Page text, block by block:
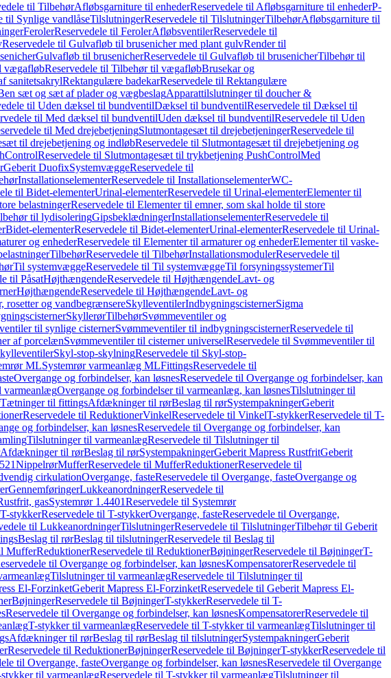
til TilbehørAfløbsgarniture til enhederReservedele til Afløbsgarniture til enhederP-
til Synlige vandlåseTilslutningerReservedele til TilslutningerTilbehørAfløbsgarniture til
FerolerReservedele til FerolerAfløbsventilerReservedele til
Reservedele til Gulvafløb til brusenicher med plant gulvRender til
Gulvafløb til brusenicherReservedele til Gulvafløb til brusenicherTilbehør til
vægafløbReservedele til Tilbehør til vægafløbBrusekar og
sanitetsakrylRektangulære badekarReservedele til Rektangulære
sæt og sæt af plader og vægbeslagApparattilslutninger til doucher &
til Uden dæksel til bundventilDæksel til bundventilReservedele til Dæksel til
til Med dæksel til bundventilUden dæksel til bundventilReservedele til Uden
til Med drejebetjeningSlutmontagesæt til drejebetjeningerReservedele til
til drejebetjening og indløbReservedele til Slutmontagesæt til drejebetjening og
Reservedele til Slutmontagesæt til trykbetjening PushControlMed
Geberit DuofixSystemvæggeReservedele til
InstallationselementerReservedele til InstallationselementerWC-
til Bidet-elementerUrinal-elementerReservedele til Urinal-elementerElementer til
belastningerReservedele til Elementer til emner, som skal holde til store
til lydisoleringGipsbeklædningerInstallationselementerReservedele til
Bidet-elementerReservedele til Bidet-elementerUrinal-elementerReservedele til Urinal-
og enhederReservedele til Elementer til armaturer og enhederElementer til vaske-
TilbehørReservedele til TilbehørInstallationsmodulerReservedele til
Til systemvæggeReservedele til Til systemvæggeTil forsyningssystemerTil
til PåsatHøjthængendeReservedele til HøjthængendeLavt- og
HøjthængendeReservedele til HøjthængendeLavt- og
rosetter og vandbegrænsereSkylleventilerIndbygningscisternerSigma
SkyllerørTilbehørSvømmeventiler og
til synlige cisternerSvømmeventiler til indbygningscisternerReservedele til
af porcelænSvømmeventiler til cisterner universelReservedele til Svømmeventiler til
Skyl-stop-skylningReservedele til Skyl-stop-
MLSystemrør varmeanlæg MLFittingsReservedele til
Overgange og forbindelser, kan løsnesReservedele til Overgange og forbindelser, kan
varmeanlægOvergange og forbindelser til varmeanlæg, kan løsnesTilslutninger til
Tætninger til fittingsAfdækninger til rørBeslag til rørSystempakningerGeberit
Reservedele til ReduktionerVinkelReservedele til VinkelT-stykkerReservedele til T-
og forbindelser, kan løsnesReservedele til Overgange og forbindelser, kan
Tilslutninger til varmeanlægReservedele til Tilslutninger til
Afdækninger til rørBeslag til rørSystempakningerGeberit Mapress RustfritGeberit
NippelrørMufferReservedele til MufferReduktionerReservedele til
cirkulationOvergange, fasteReservedele til Overgange, fasteOvergange og
GennemføringerLukkeanordningerReservedele til
gasSystemrør 1.4401Reservedele til Systemrør
T-stykkerReservedele til T-stykkerOvergange, fasteReservedele til Overgange,
til LukkeanordningerTilslutningerReservedele til TilslutningerTilbehør til Geberit
Beslag til rørBeslag til tilslutningerReservedele til Beslag til
MufferReduktionerReservedele til ReduktionerBøjningerReservedele til BøjningerT-
til Overgange og forbindelser, kan løsnesKompensatorerReservedele til
Tilslutninger til varmeanlægReservedele til Tilslutninger til
El-ForzinketGeberit Mapress El-ForzinketReservedele til Geberit Mapress El-
BøjningerReservedele til BøjningerT-stykkerReservedele til T-
Reservedele til Overgange og forbindelser, kan løsnesKompensatorerReservedele til
T-stykker til varmeanlægReservedele til T-stykker til varmeanlægTilslutninger til
Afdækninger til rørBeslag til rørBeslag til tilslutningerSystempakningerGeberit
Reservedele til ReduktionerBøjningerReservedele til BøjningerT-stykkerReservedele til
til Overgange, fasteOvergange og forbindelser, kan løsnesReservedele til Overgange
til varmeanlægReservedele til T-stykker til varmeanlægTilslutninger til